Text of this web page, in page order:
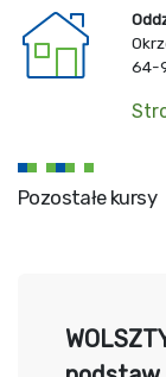
64-
Pozostałe kursy